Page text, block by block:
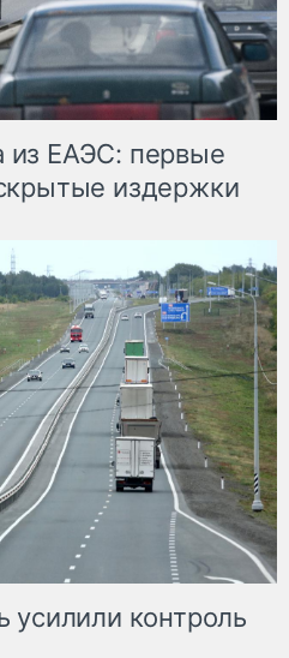
из ЕАЭС: первые
издержки
усилили контроль